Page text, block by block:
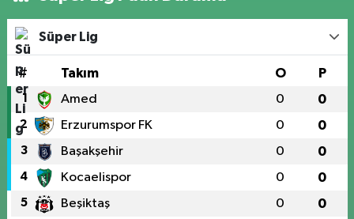
Süper Lig
# Takım O P
1 Amed 0 0
2 Erzurumspor FK 0 0
3 Başakşehir 0 0
4 Kocaelispor 0 0
5 Beşiktaş 0 0